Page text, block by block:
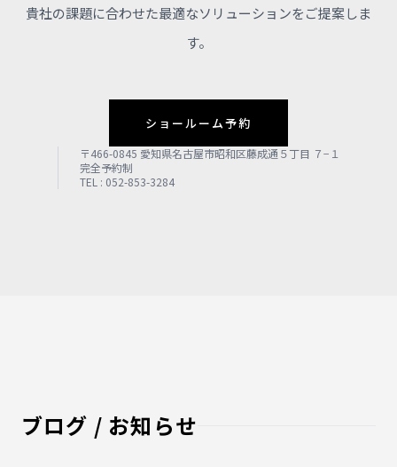
貴社の課題に合わせた最適なソリューションをご提案しま
す。
ショールーム予約
〒466-0845 愛知県名古屋市昭和区藤成通５丁目 ７−１
完全予約制
TEL : 052-853-3284
ブログ / お知らせ